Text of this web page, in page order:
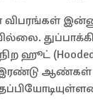
விபரங்கள்
நிற ஹூட்
இரண்டு ஆண்கள்